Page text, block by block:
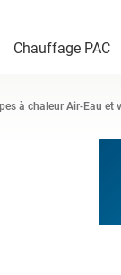
Chauffage PAC
à chaleur Air-Eau et